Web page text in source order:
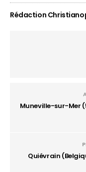
Rédaction
Muneville-sur-Mer
Quiévrain